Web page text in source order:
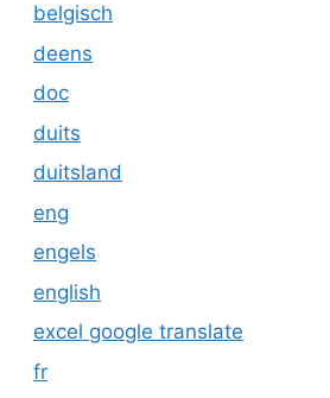
belgisch
deens
doc
duits
duitsland
eng
engels
english
excel google translate
fr